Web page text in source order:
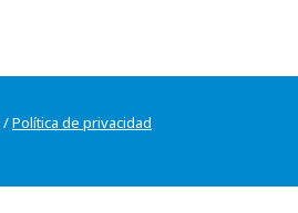
/Política de privacidad